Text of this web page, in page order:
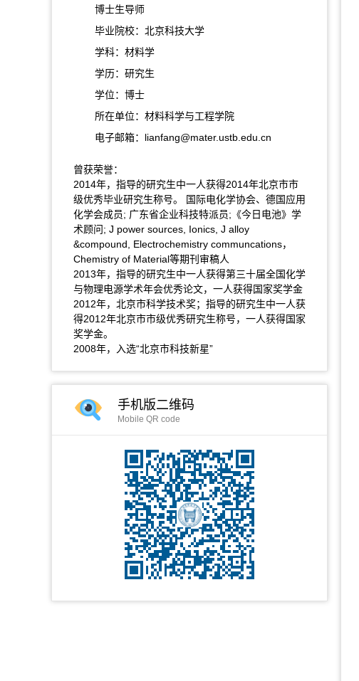
博士生导师
毕业院校：北京科技大学
学科：材料学
学历：研究生
学位：博士
所在单位：材料科学与工程学院
电子邮箱： lianfang@mater.ustb.edu.cn
曾获荣誉：
2014年，指导的研究生中一人获得2014年北京市市
级优秀毕业研究生称号。 国际电化学协会、德国应用
化学会成员; 广东省企业科技特派员;《今日电池》学
术顾问; J power sources, Ionics, J alloy
&compound, Electrochemistry communcations，
Chemistry of Material等期刊审稿人
2013年，指导的研究生中一人获得第三十届全国化学
与物理电源学术年会优秀论文，一人获得国家奖学金
2012年，北京市科学技术奖；指导的研究生中一人获
得2012年北京市市级优秀研究生称号，一人获得国家
奖学金。
2008年，入选“北京市科技新星”
手机版二维码
Mobile QR code